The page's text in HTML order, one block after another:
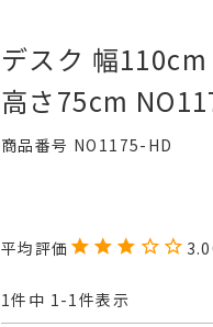
デスク 幅
高さ75cm
商品番号 NO1175-HD
1件中 1-1件表示